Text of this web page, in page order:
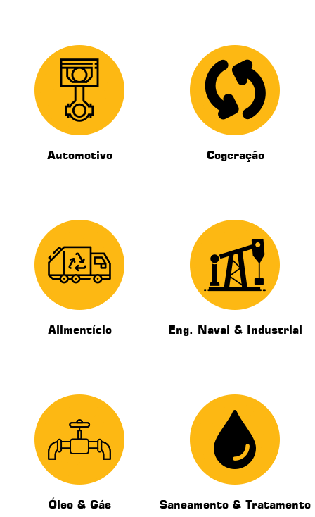
Automotivo Cogeração
Alimentício Eng. Naval & Industrial
Óleo & Gás Saneamento & Tratamento